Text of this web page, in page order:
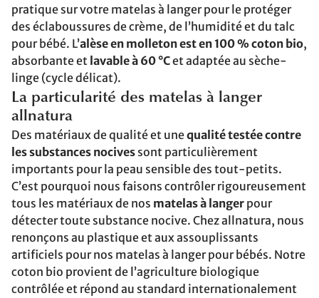
pratique sur votre matelas à langer pour le protéger
des éclaboussures de crème, de l’humidité et du talc
pour bébé. L’alèse en molleton est en 100 % coton bio,
absorbante et lavable à 60 °Cet adaptée au sèche-
linge (cycle délicat).
La particularité des matelas à langer
allnatura
Des matériaux de qualité et unequalité testée contre
les substances nocives sont particulièrement
importants pour la peau sensible des tout-petits.
C’est pourquoi nous faisons contrôler rigoureusement
tous les matériaux de nos matelas à langer pour
détecter toute substance nocive. Chez allnatura, nous
renonçons au plastique et aux assouplissants
artificiels pour nos matelas à langer pour bébés. Notre
coton bio provient de l’agriculture biologique
contrôlée et répond au standard internationalement